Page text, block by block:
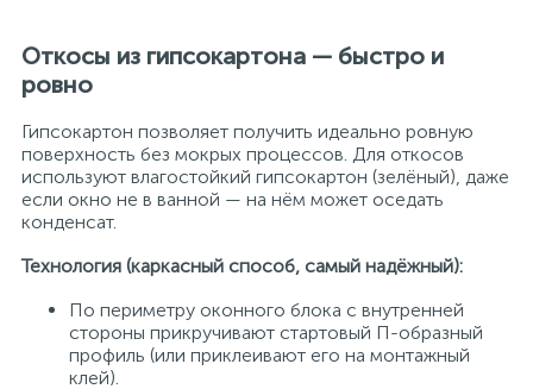
Откосы из гипсокартона — быстро и
ровно
Гипсокартон позволяет получить идеально ровную
поверхность без мокрых процессов. Для откосов
используют влагостойкий гипсокартон (зелёный), даже
если окно не в ванной — на нём может оседать
конденсат.
Технология (каркасный способ, самый надёжный):
По периметру оконного блока с внутренней
стороны прикручивают стартовый П-образный
профиль (или приклеивают его на монтажный
клей).